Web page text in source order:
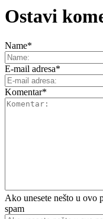
Ostavi
Name*
E-mail adresa*
Komentar*
Ako unesete nešto u ovo
spam